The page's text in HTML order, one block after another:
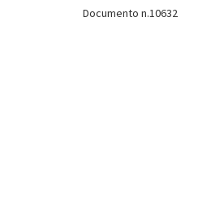
Documento n.10632